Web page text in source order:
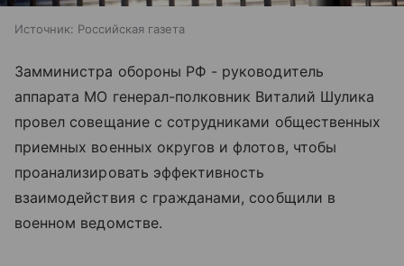
Источник: Российская газета
Замминистра обороны РФ - руководитель
аппарата МО генерал-полковник Виталий Шулика
провел совещание с сотрудниками общественных
приемных военных округов и флотов, чтобы
проанализировать эффективность
взаимодействия с гражданами, сообщили в
военном ведомстве.